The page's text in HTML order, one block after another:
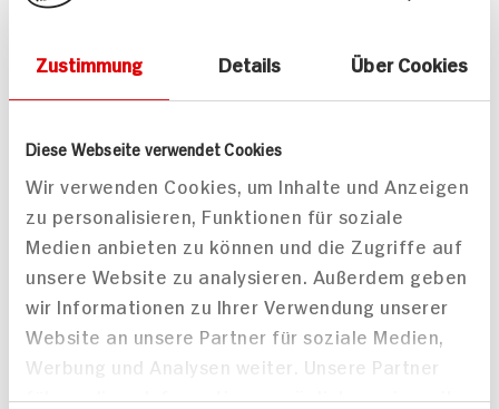
Zustimmung Details Über Cookies
Diese Webseite verwendet Cookies
Wir verwenden Cookies, um Inhalte und Anzeigen
zu personalisieren, Funktionen für soziale
Medien anbieten zu können und die Zugriffe auf
unsere Website zu analysieren. Außerdem geben
wir Informationen zu Ihrer Verwendung unserer
Website an unsere Partner für soziale Medien,
Werbung und Analysen weiter. Unsere Partner
führen diese Informationen möglicherweise mit
Magerstufe
TAGES-
PREIS
Berchtesgadener Land
Topfen Speisequark
Rahmstufe
TAGES-
PREIS
Alle Rezepte